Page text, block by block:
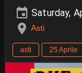
Saturday,
Asti
asti 25 Aprile